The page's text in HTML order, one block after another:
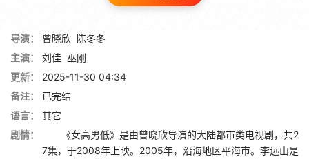
导演： 曾晓欣 陈冬冬
主演：
刘佳 巫刚
更新：
2025-11-30 04:34
备注：
已完结
语言：
其它
剧情：
《女高男低》是由曾晓欣导演的大陆都市类电视剧，共2
7集，于2008年上映。2005年，沿海地区平海市。李远山是